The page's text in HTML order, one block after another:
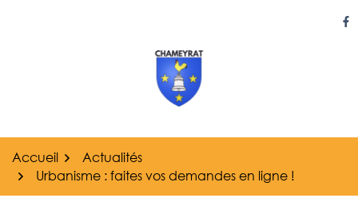
Accueil
Actualités
Urbanisme : faites vos demandes en ligne !